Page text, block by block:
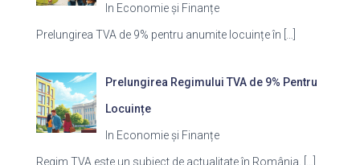
In Economie și Finanțe
Prelungirea TVA de 9% pentru anumite locuințe în
Prelungirea Regimului TVA de 9% Pentru
Locuințe
In Economie și Finanțe
Regim TVA este un subiect de actualitate în România,